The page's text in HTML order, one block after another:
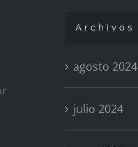
Archivos
agosto 2024
julio 2024